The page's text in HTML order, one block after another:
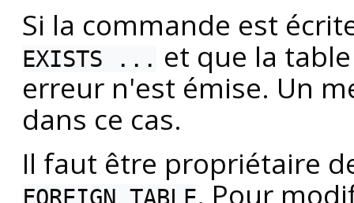
Si la commande est
EXISTS ... et que la
erreur n'est émise. Un
dans ce cas.
Il faut être propriétaire
FOREIGN TABLE. Pour